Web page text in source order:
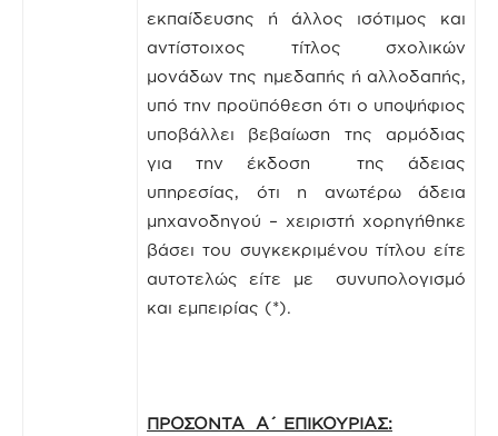
εκπαίδευσης ή άλλος ισότιμος και
αντίστοιχος τίτλος σχολικών
μονάδων της ημεδαπής ή αλλοδαπής,
υπό την προϋπόθεση ότι ο υποψήφιος
υποβάλλει βεβαίωση της αρμόδιας
για την έκδοση της άδειας
υπηρεσίας, ότι η ανωτέρω άδεια
μηχανοδηγού – χειριστή χορηγήθηκε
βάσει του συγκεκριμένου τίτλου είτε
αυτοτελώς είτε με συνυπολογισμό
και εμπειρίας (*).
ΠΡΟΣΟΝΤΑ Α΄ ΕΠΙΚΟΥΡΙΑΣ: